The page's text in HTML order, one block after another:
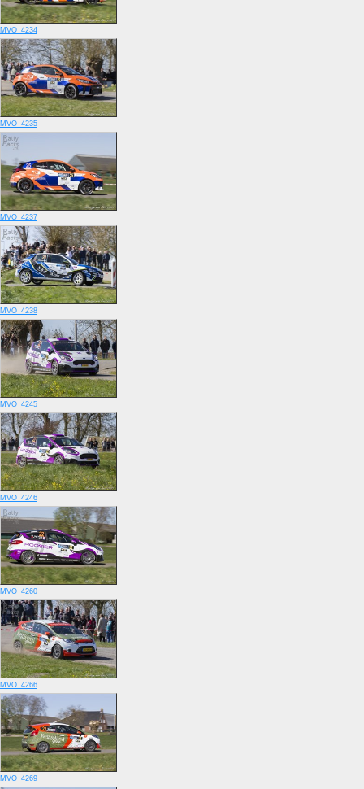
MVO_4234
MVO_4235
MVO_4237
MVO_4238
MVO_4245
MVO_4246
MVO_4260
MVO_4266
MVO_4269